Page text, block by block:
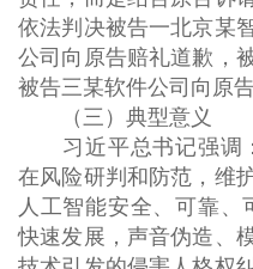
依法判决被告一北京某
公司向原告赔礼道歉，
被告三某软件公司向原
（三）典型意义
习近平总书记强调
在风险研判和防范，维
人工智能安全、可靠、
快速发展，声音伪造、